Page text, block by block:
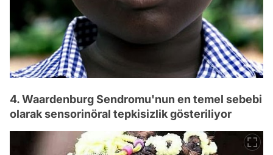
4. Waardenburg Sendromu'nun en temel sebebi
olarak sensorinöral tepkisizlik gösteriliyor